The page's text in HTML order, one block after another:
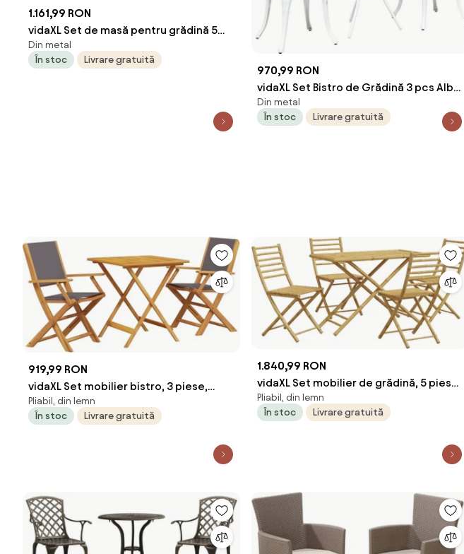
1.161,99 RON
vidaXL Set de masă pentru grădină 5
pcs Negru
Din metal
În stoc
Livrare gratuită
970,99 RON
vidaXL Set Bistro de Grădină 3 pcs Alb
Aluminiu
Din metal
În stoc
Livrare gratuită
919,99 RON
vidaXL Set mobilier bistro, 3 piese,
textil antracit/lemn masiv
Pliabil, din lemn
În stoc
Livrare gratuită
1.840,99 RON
vidaXL Set mobilier de grădină, 5 piese,
bambus
Pliabil, din lemn
În stoc
Livrare gratuită